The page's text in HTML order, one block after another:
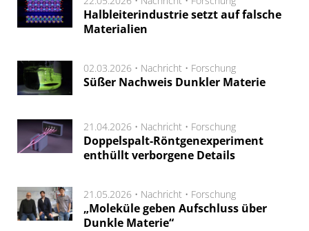
Halbleiterindustrie setzt auf falsche
Materialien
02.03.2026 • Nachricht • Forschung
Süßer Nachweis Dunkler Materie
21.04.2026 • Nachricht • Forschung
Doppelspalt-Röntgenexperiment
enthüllt verborgene Details
21.05.2026 • Nachricht • Forschung
„Moleküle geben Aufschluss über
Dunkle Materie“